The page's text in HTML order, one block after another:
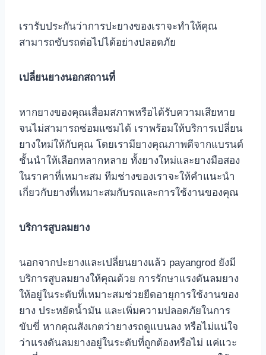
เรารับประกันว่าการปะยางของเราจะทำให้คุณ
สามารถขับรถต่อไปได้อย่างปลอดภัย
เปลี่ยนยางนอกสถานที่
หากยางของคุณเสื่อมสภาพหรือได้รับความเสียหาย
จนไม่สามารถซ่อมแซมได้ เราพร้อมให้บริการเปลี่ยน
ยางใหม่ให้กับคุณ โดยเรามียางคุณภาพดีจากแบรนด์
ชั้นนำให้เลือกหลากหลาย ทั้งยางใหม่และยางมือสอง
ในราคาที่เหมาะสม ทีมช่างของเราจะให้คำแนะนำ
เกี่ยวกับยางที่เหมาะสมกับรถและการใช้งานของคุณ
บริการสูบลมยาง
นอกจากปะยางและเปลี่ยนยางแล้ว payangrod ยังมี
บริการสูบลมยางให้คุณด้วย การรักษาแรงดันลมยาง
ให้อยู่ในระดับที่เหมาะสมช่วยยืดอายุการใช้งานของ
ยาง ประหยัดน้ำมัน และเพิ่มความปลอดภัยในการ
ขับขี่ หากคุณสังเกตว่ายางรถดูแบนลง หรือไม่แน่ใจ
ว่าแรงดันลมยางอยู่ในระดับที่ถูกต้องหรือไม่ แค่แวะ